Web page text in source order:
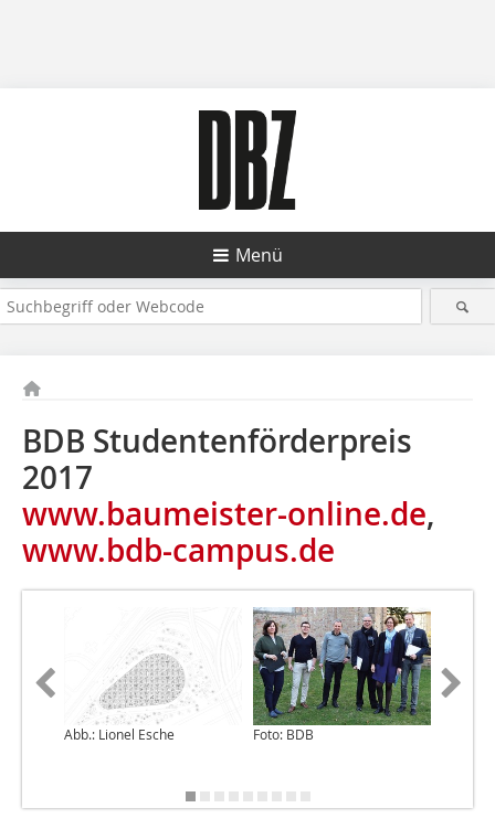
Menü
BDB Studentenförderpreis
2017
www.baumeister-online.de,
www.bdb-campus.de
Abb.: Lionel Esche Foto: BDB